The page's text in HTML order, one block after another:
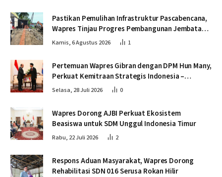
Pastikan Pemulihan Infrastruktur Pascabencana,
Wapres Tinjau Progres Pembangunan Jembatan
Krueng Tingkeum Bireuen
Kamis, 6 Agustus 2026 1
Pertemuan Wapres Gibran dengan DPM Hun Many,
Perkuat Kemitraan Strategis Indonesia –
Kamboja
Selasa, 28 Juli 2026 0
Wapres Dorong AJBI Perkuat Ekosistem
Beasiswa untuk SDM Unggul Indonesia Timur
Rabu, 22 Juli 2026 2
Respons Aduan Masyarakat, Wapres Dorong
Rehabilitasi SDN 016 Serusa Rokan Hilir